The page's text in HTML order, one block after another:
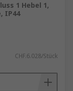
1 Hebel 1,
IP44
CHF.6.028/Stück